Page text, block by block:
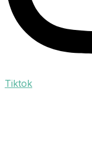
Tiktok